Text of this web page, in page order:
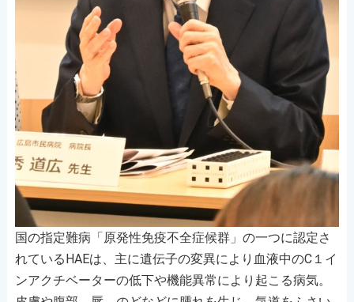
国の指定難病「原発性免疫不全症候群」の一つに認定さ
れているHAEは、主に遺伝子の変異により血液中のC１イ
ンアクチベーターの低下や機能異常により起こる病気。